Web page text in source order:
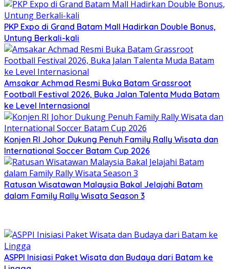
PKP Expo di Grand Batam Mall Hadirkan Double Bonus,
Untung Berkali-kali
Amsakar Achmad Resmi Buka Batam Grassroot
Football Festival 2026, Buka Jalan Talenta Muda Batam
ke Level Internasional
Konjen RI Johor Dukung Penuh Family Rally Wisata dan
International Soccer Batam Cup 2026
Ratusan Wisatawan Malaysia Bakal Jelajahi Batam
dalam Family Rally Wisata Season 3
ASPPI Inisiasi Paket Wisata dan Budaya dari Batam ke